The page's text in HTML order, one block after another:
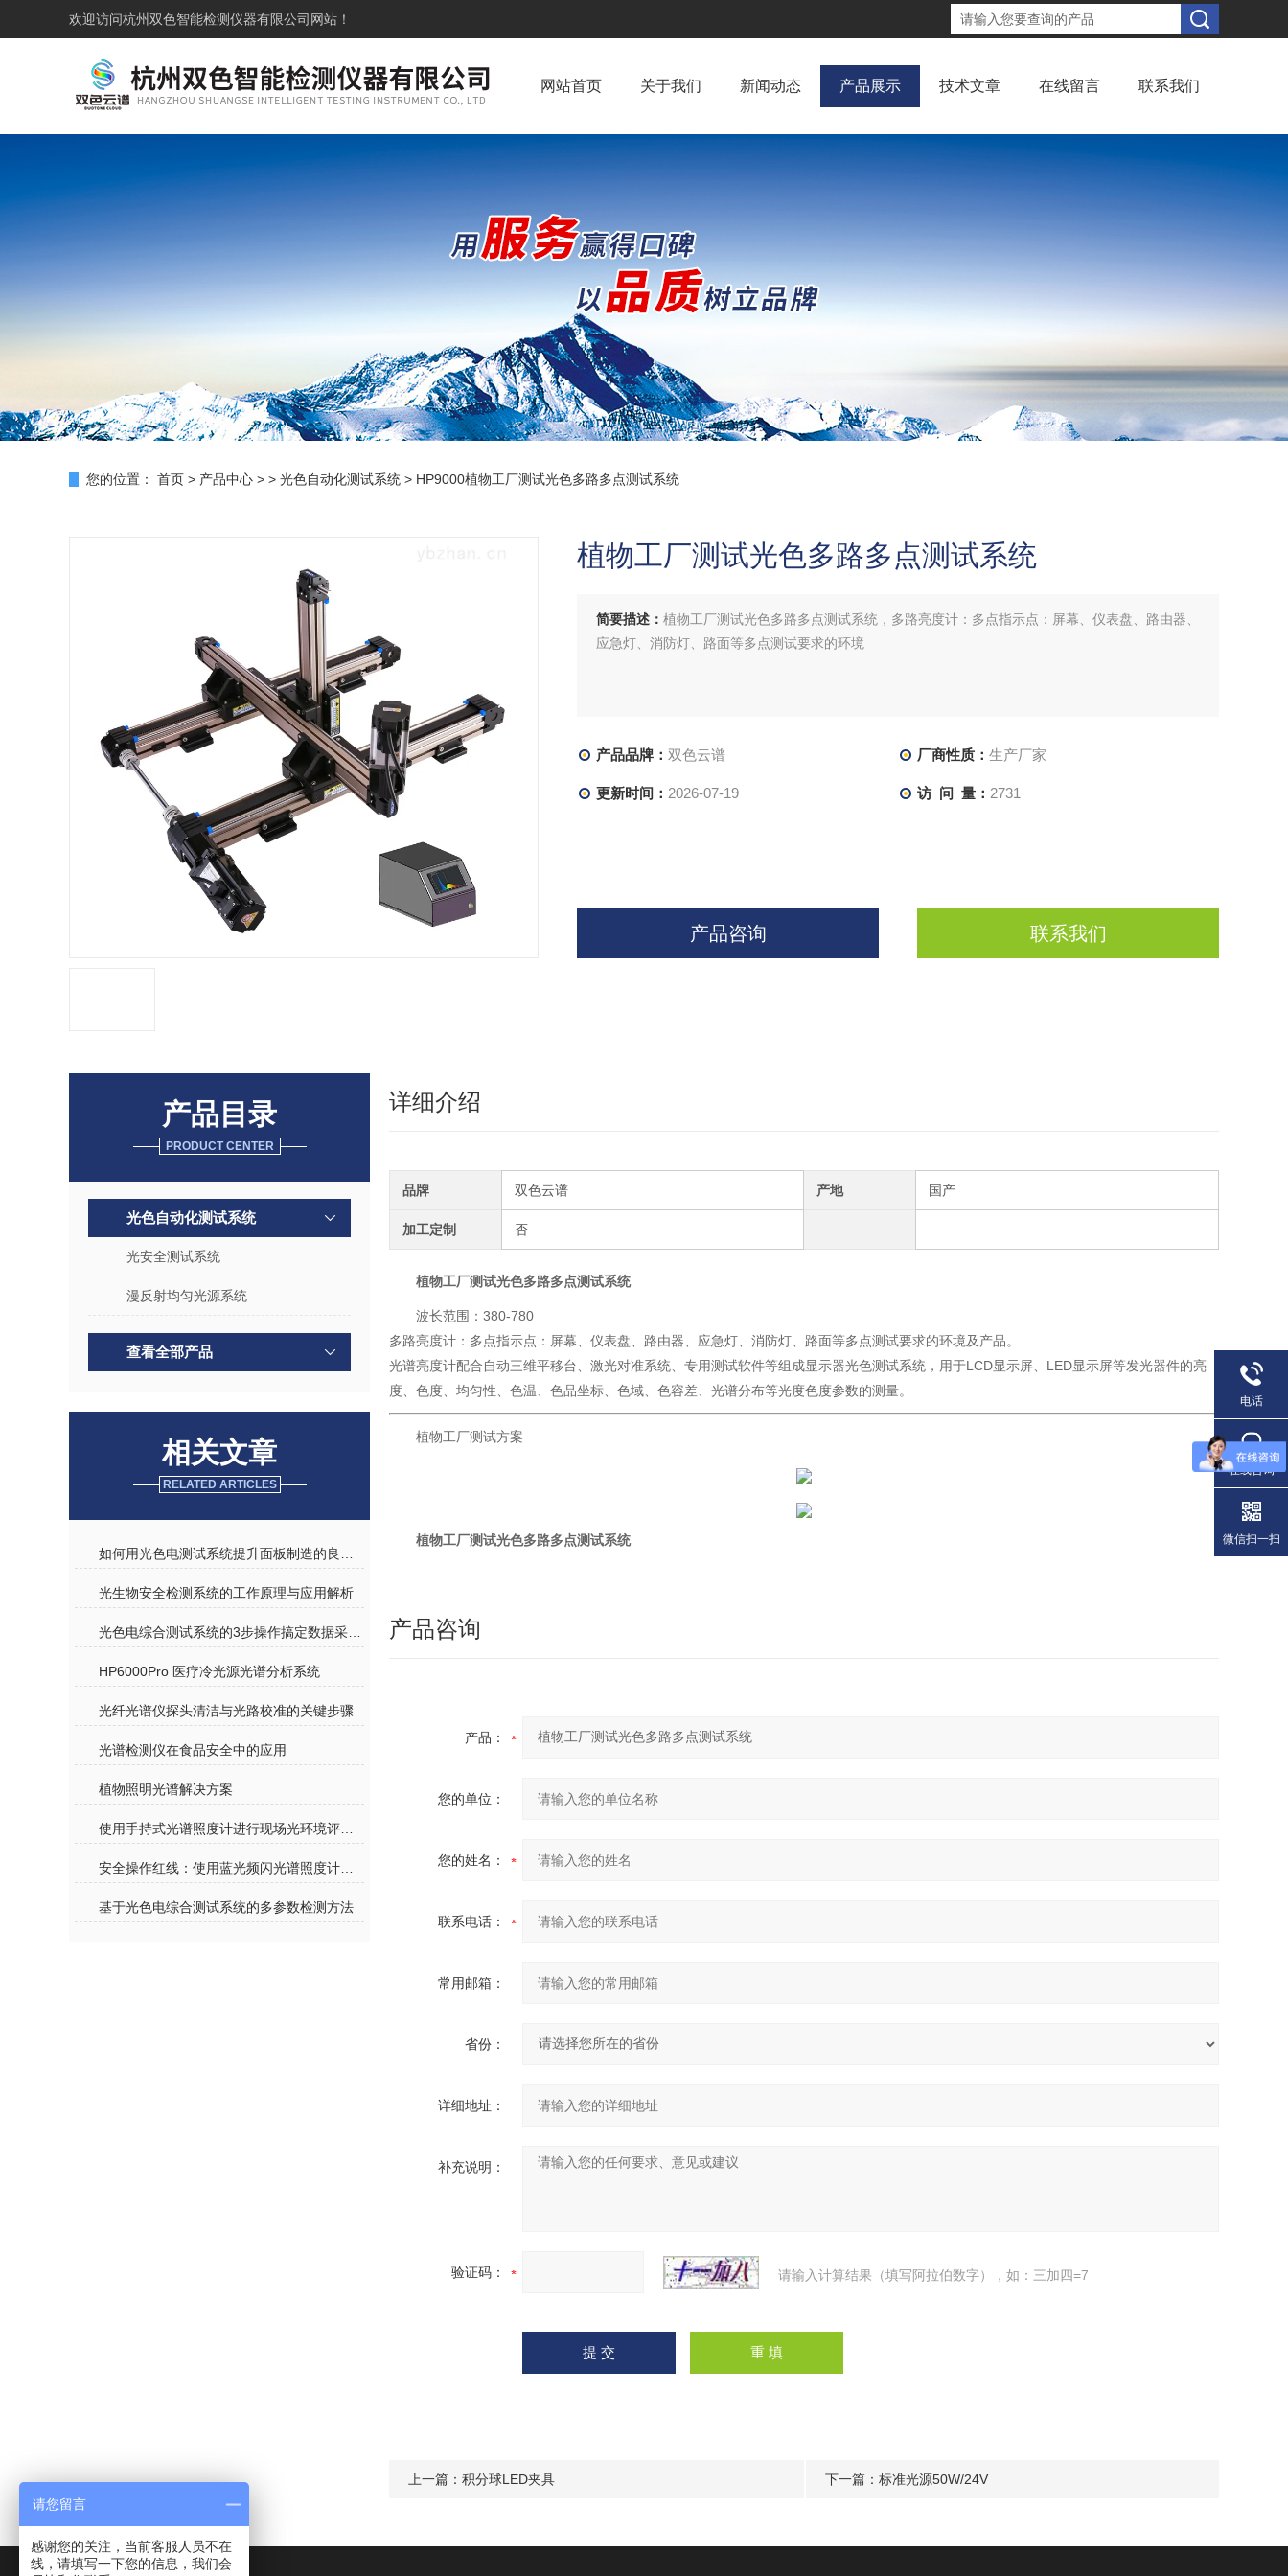
欢迎访问杭州双色智能检测仪器有限公司网站！
网站首页 关于我们 新闻动态 产品展示 技术文章 在线留言 联系我们
您的位置： 首页 > 产品中心 > > 光色自动化测试系统 > HP9000植物工厂测试光色多路多点测试系统
植物工厂测试光色多路多点测试系统
简要描述： 植物工厂测试光色多路多点测试系统，多路亮度计：多点指示点：屏幕、仪表盘、路由器、
应急灯、消防灯、路面等多点测试要求的环境
产品品牌： 双色云谱 厂商性质： 生产厂家
更新时间： 2026-07-19 访 问 量： 2731
产品咨询 联系我们
产品目录
PRODUCT CENTER
光色自动化测试系统
光安全测试系统
漫反射均匀光源系统
查看全部产品
相关文章
RELATED ARTICLES
光生物安全检测系统的工作原理与应用解析
HP6000Pro 医疗冷光源光谱分析系统​
光纤光谱仪探头清洁与光路校准的关键步骤
光谱检测仪在食品安全中的应用
植物照明光谱解决方案
基于光色电综合测试系统的多参数检测方法
详细介绍
品牌 双色云谱 产地 国产
加工定制 否
植物工厂测试光色多路多点测试系统
波长范围：380-780
多路亮度计：多点指示点：屏幕、仪表盘、路由器、应急灯、消防灯、路面等多点测试要求的环境及产品。
光谱亮度计配合自动三维平移台、激光对准系统、专用测试软件等组成显示器光色测试系统，用于LCD显示屏、LED显示屏等发光器件的亮
度、色度、均匀性、色温、色品坐标、色域、色容差、光谱分布等光度色度参数的测量。
植物工厂测试方案
植物工厂测试光色多路多点测试系统
产品咨询
产品：
您的单位：
您的姓名：
联系电话：
常用邮箱：
省份：
详细地址：
补充说明：
验证码： 请输入计算结果（填写阿拉伯数字），如：三加四=7
上一篇： 积分球LED夹具 下一篇： 标准光源50W/24V
电话
在线咨询
微信扫一扫
请您留言
感谢您的关注，当前客服人员不在
线，请填写一下您的信息，我们会